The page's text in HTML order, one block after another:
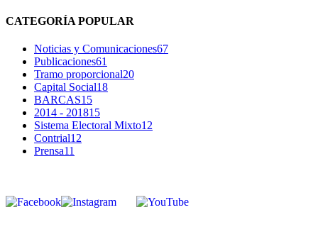
CATEGORÍA POPULAR
Noticias y Comunicaciones67
Publicaciones61
Tramo proporcional20
Capital Social18
BARCAS15
2014 - 201815
Sistema Electoral Mixto12
Contrial12
Prensa11